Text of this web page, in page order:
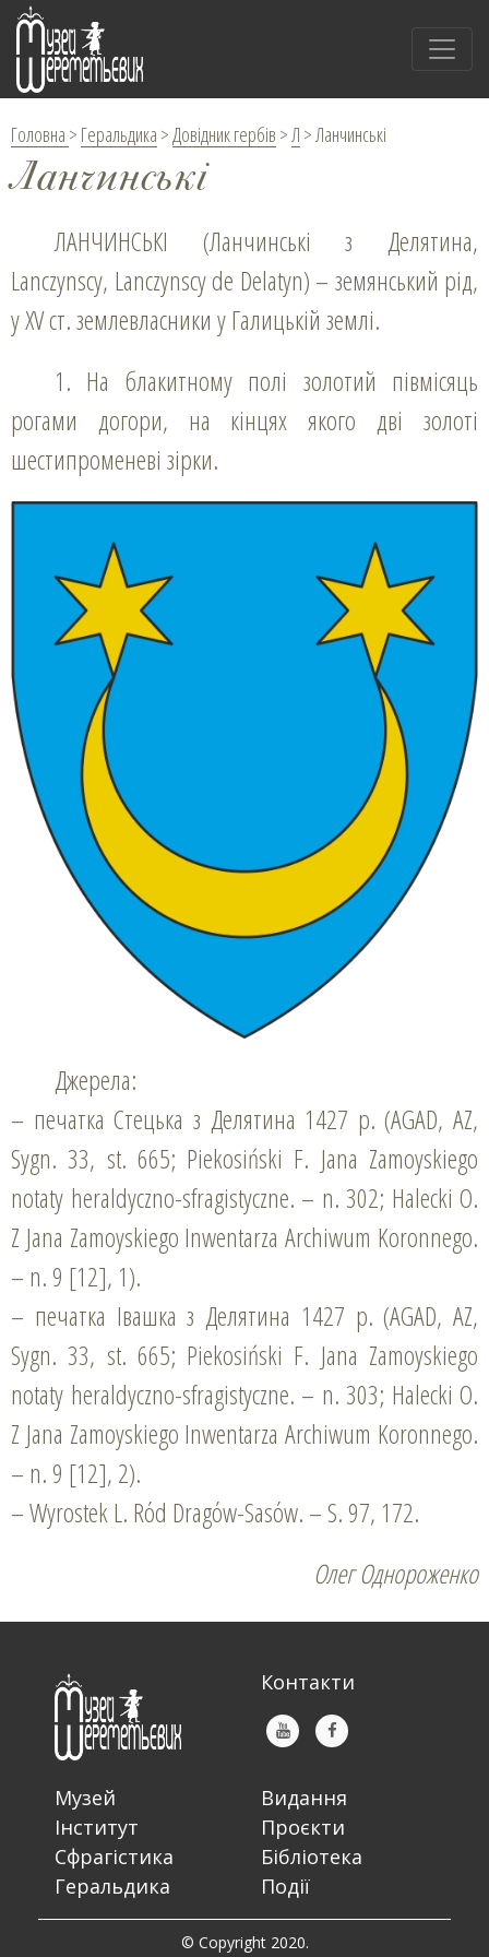
Головна > Геральдика >Довідник гербів >Л >Ланчинські
Ланчинські
ЛАНЧИНСЬКІ (Ланчинські з Делятина,
Lanczynscy, Lanczynscy de Delatyn) – земянський рід,
у XV ст. землевласники у Галицькій землі.
1. На блакитному полі золотий півмісяць
рогами догори, на кінцях якого дві золоті
шестипроменеві зірки.
Джерела:
– печатка Cтецька з Делятина 1427 р. (AGAD, AZ,
Sygn. 33, st. 665; Piekosiński F. Jana Zamoyskiego
notaty heraldyczno-sfragistyczne. – n. 302; Halecki O.
Z Jana Zamoyskiego Inwentarza Archiwum Koronnego.
– n. 9 [12], 1).
– печатка Івашка з Делятина 1427 р. (AGAD, AZ,
Sygn. 33, st. 665; Piekosiński F. Jana Zamoyskiego
notaty heraldyczno-sfragistyczne. – n. 303; Halecki O.
Z Jana Zamoyskiego Inwentarza Archiwum Koronnego.
– n. 9 [12], 2).
– Wyrostek L. Rόd Dragόw-Sasόw. – S. 97, 172.
Олег Однороженко
Контакти
Музей
Інститут
Сфрагістика
Геральдика
Видання
Проєкти
Бібліотека
Події
© Copyright 2020.